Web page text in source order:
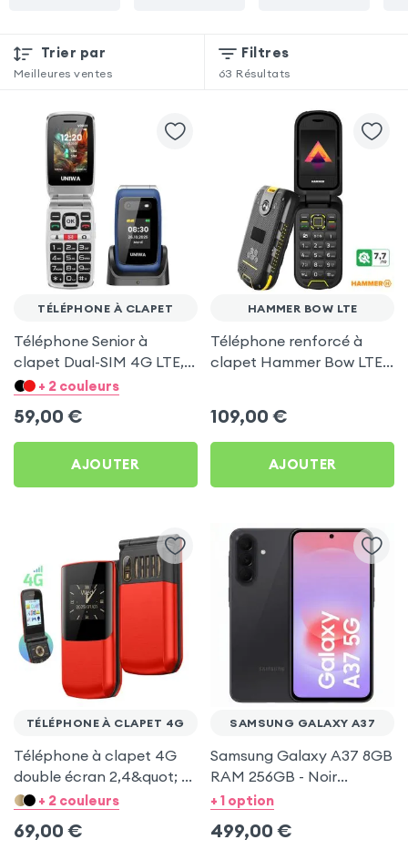
Trier par
Meilleures ventes
Filtres
63 Résultats
TÉLÉPHONE À CLAPET
Téléphone Senior à
clapet Dual-SIM 4G LTE,
Bouton SOS , Batterie
+ 2 couleurs
59,00 €
AJOUTER
HAMMER BOW LTE
Téléphone renforcé à
clapet Hammer Bow LTE
109,00 €
AJOUTER
TÉLÉPHONE À CLAPET 4G
Téléphone à clapet 4G
double écran 2,4&quot; +
1,44&quot; à clavier avec
Rouge
+ 2 couleurs
69,00 €
SAMSUNG GALAXY A37
Samsung Galaxy A37 8GB
RAM 256GB - Noir
Graphite
+ 1 option
499,00 €